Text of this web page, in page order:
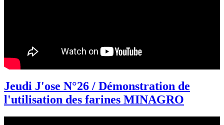
Jeudi J'ose N°26 / Démonstration de
l'utilisation des farines MINAGRO